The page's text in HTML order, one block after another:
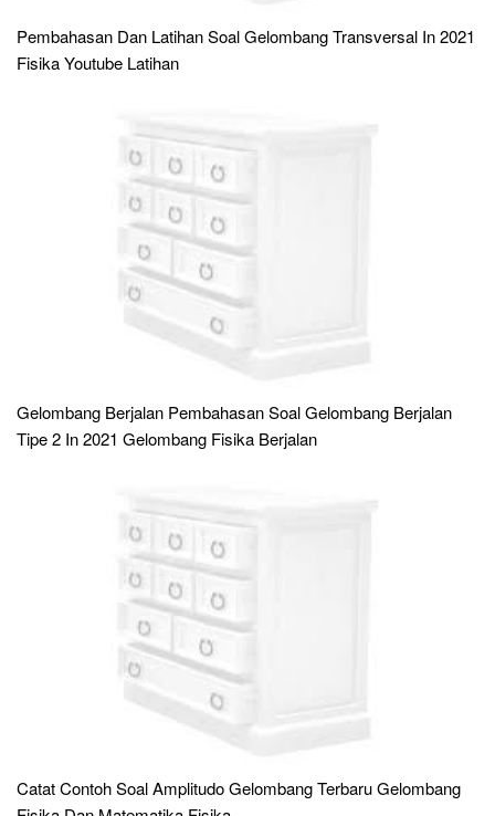
Pembahasan Dan Latihan Soal Gelombang Transversal In 2021
Fisika Youtube Latihan
Gelombang Berjalan Pembahasan Soal Gelombang Berjalan
Tipe 2 In 2021 Gelombang Fisika Berjalan
Catat Contoh Soal Amplitudo Gelombang Terbaru Gelombang